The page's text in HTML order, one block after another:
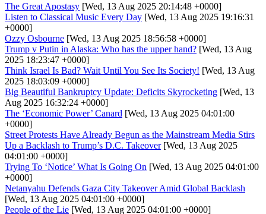
The Great Apostasy [Wed, 13 Aug 2025 20:14:48 +0000]
Listen to Classical Music Every Day [Wed, 13 Aug 2025 19:16:31
+0000]
Ozzy Osbourne [Wed, 13 Aug 2025 18:56:58 +0000]
Trump v Putin in Alaska: Who has the upper hand? [Wed, 13 Aug
2025 18:23:47 +0000]
Think Israel Is Bad? Wait Until You See Its Society! [Wed, 13 Aug
2025 18:03:09 +0000]
Big Beautiful Bankruptcy Update: Deficits Skyrocketing [Wed, 13
Aug 2025 16:32:24 +0000]
The ‘Economic Power’ Canard [Wed, 13 Aug 2025 04:01:00
+0000]
Street Protests Have Already Begun as the Mainstream Media Stirs
Up a Backlash to Trump’s D.C. Takeover[Wed, 13 Aug 2025
04:01:00 +0000]
Trying To ‘Notice’ What Is Going On [Wed, 13 Aug 2025 04:01:00
+0000]
Netanyahu Defends Gaza City Takeover Amid Global Backlash
[Wed, 13 Aug 2025 04:01:00 +0000]
People of the Lie [Wed, 13 Aug 2025 04:01:00 +0000]